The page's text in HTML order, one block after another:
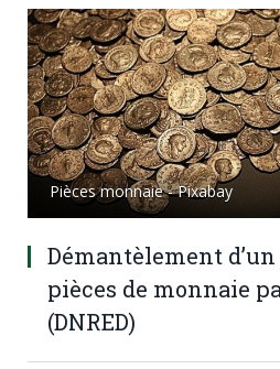
Pièces monnaie - Pixabay
Démantèlement
pièces de monnaie
(DNRED)